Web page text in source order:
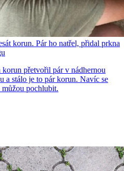
korun. Pár ho natřel, přidal prkna
přetvořil pár v nádhernou
stálo je to pár korun. Navíc se
pochlubit.